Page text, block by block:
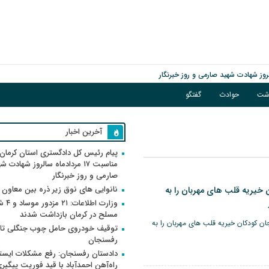
حوادث گفتگو
قلب های مهربان را به
کودکان خیریه قلب های مهربان را به
آخرین اخبار
پیام رئیس کل دادگستری استان
مناسبت ۱۷ مردادماه سالروز
صارمی و روز خبرنگار
نانوایی های نوق زیر ذره بین
وزارت
مسلح در کرمان بازداشت شدند
توقیف خودروی حامل چوب جنگلی
رفسنجان
دادستان رفسنجان: رفع مشکلات
راه‌آهن احمدآباد با قید فوریت